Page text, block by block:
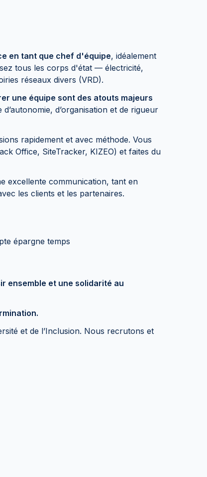
en tant que chef d'équipe, idéalement
tous les corps d'état — électricité,
réseaux divers (VRD).
une équipe sont des atouts majeurs
d’organisation et de rigueur
rapidement et avec méthode. Vous
Office, SiteTracker, KIZEO) et faites du
excellente communication, tant en
les clients et les partenaires.
épargne temps
ensemble et une solidarité au
et de l’Inclusion. Nous recrutons et